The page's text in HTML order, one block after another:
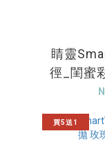
睛靈
徑_閨蜜
夜
買5送1